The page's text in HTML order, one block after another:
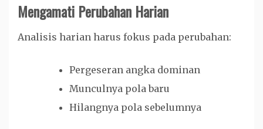
Mengamati Perubahan Harian
Analisis harian harus fokus pada perubahan:
Pergeseran angka dominan
Munculnya pola baru
Hilangnya pola sebelumnya